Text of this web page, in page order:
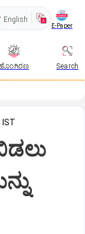
English
E-Paper
Search
IST